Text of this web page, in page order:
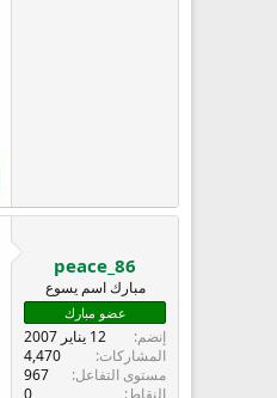
peace_86
مبارك اسم يسوع
عضو مبارك
إنضم
12 يناير 2007
المشاركات
4,470
مستوى التفاعل
967